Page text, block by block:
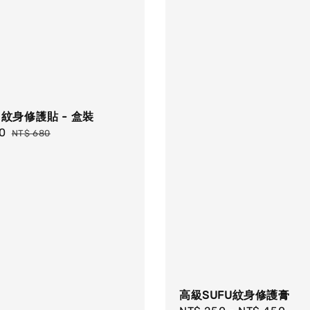
身修護貼 - 盒裝
Regular
NT$ 680
高級SUFU紋身修護膏